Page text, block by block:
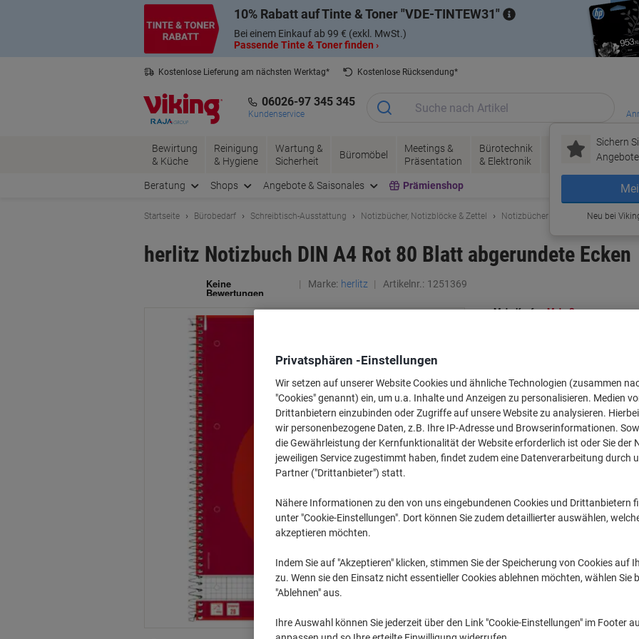
10% Rabatt auf Tinte & Toner VDE-TINTEW31
Bei einem Einkauf ab 99 € (exkl. MwSt.)
Passende Tinte & Toner finden ›
Kostenlose Lieferung am nächsten Werktag*
Kostenlose Rücksendung*
06026-97 345 345
Kundenservice
Sichern
Neu bei
Bewirtung
& Küche
Reinigung
& Hygiene
Wartung &
Sicherheit
Büromöbel
Meetings &
Präsentation
Bürotechnik
& Elektronik
Tinte &
Toner
Papier,
& Pakete
Beratung Shops Angebote & Saisonales Prämienshop
Startseite Bürobedarf Schreibtisch-Ausstattung Notizbücher, Notizblöcke & Zettel Notizbücher & Notizblöcke
herlitz Notizbuch DIN A4 Rot 80 Blatt abgerundete Ecken
Marke: herlitz Artikelnr.: 1251369
Mehr Kaufen,Mehr Sparen
Menge exkl. USt
1-4Stück 3,09 €
5-9 Stück 2,79 € -9%
Stück
Aktuell verfügbar Lieferung 2-3
Zu einer Liste
Privatsphären -Einstellungen
Wir setzen auf unserer Website Cookies und ähnliche Technologien (zusammen
"Cookies" genannt) ein, um u.a. Inhalte und Anzeigen zu personalisieren. Medien
Drittanbietern einzubinden oder Zugriffe auf unsere Website zu analysieren.
wir personenbezogene Daten, z.B. Ihre IP-Adresse und Browserinformationen.
die Gewährleistung der Kernfunktionalität der Website erforderlich ist oder Sie der
jeweiligen Service zugestimmt haben, findet zudem eine Datenverarbeitung durch
Partner ("Drittanbieter") statt.
Nähere Informationen zu den von uns eingebundenen Cookies und Drittanbietern
unter "Cookie-Einstellungen". Dort können Sie zudem detaillierter auswählen,
akzeptieren möchten.
Indem Sie auf "Akzeptieren" klicken, stimmen Sie der Speicherung von Cookies auf
zu. Wenn sie den Einsatz nicht essentieller Cookies ablehnen möchten, wählen Sie
"Ablehnen" aus.
Ihre Auswahl können Sie jederzeit über den Link "Cookie-Einstellungen" im Footer